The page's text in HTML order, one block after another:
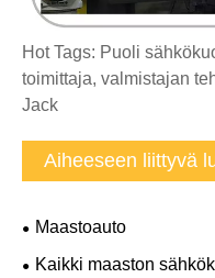
Hot Tags: Puoli
toimittaja, valmistajan
Jack
Aiheeseen liittyvä
Maastoauto
Kaikki maaston